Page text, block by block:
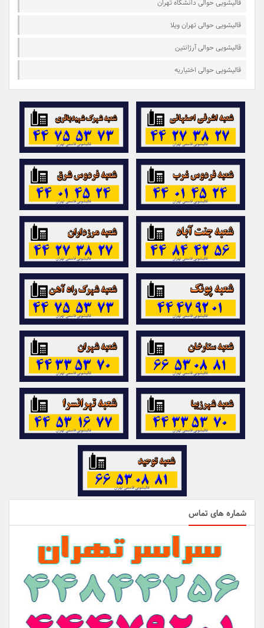
قالیشویی حوالی دانشگاه تهران
قالیشویی حوالی تهران ویلا
قالیشویی حوالی آرژانتین
قالیشویی حوالی اختیاریه
شماره های تماس